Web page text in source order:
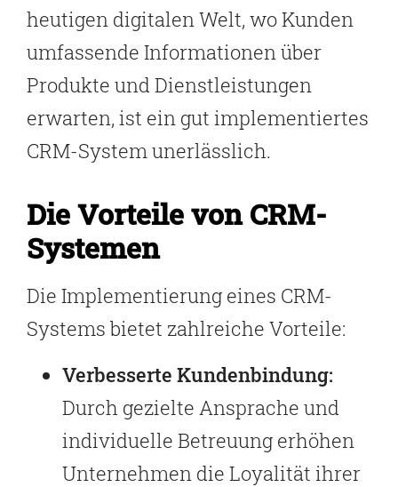
heutigen digitalen Welt, wo Kunden
umfassende Informationen über
Produkte und Dienstleistungen
erwarten, ist ein gut implementiertes
CRM-System unerlässlich.
Die Vorteile von CRM-
Systemen
Die Implementierung eines CRM-
Systems bietet zahlreiche Vorteile:
Verbesserte Kundenbindung:
Durch gezielte Ansprache und
individuelle Betreuung erhöhen
Unternehmen die Loyalität ihrer